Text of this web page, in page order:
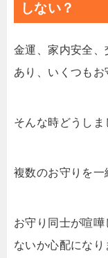
しない？
金運、家内安全
あり、いくつもお
そんな時どうしま
複数のお守りを一
お守り同士が喧
ないか心配になり